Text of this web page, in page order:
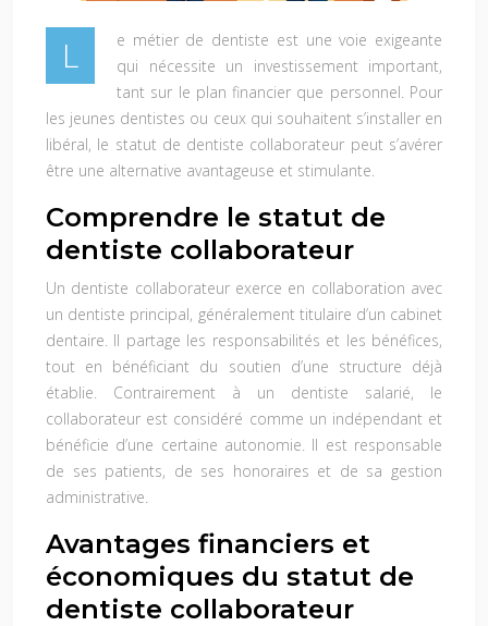
L
e métier de dentiste est une voie exigeante
qui nécessite un investissement important,
tant sur le plan financier que personnel. Pour
les jeunes dentistes ou ceux qui souhaitent s’installer en
libéral, le statut de dentiste collaborateur peut s’avérer
être une alternative avantageuse et stimulante.
Comprendre le statut de
dentiste collaborateur
Un dentiste collaborateur exerce en collaboration avec
un dentiste principal, généralement titulaire d’un cabinet
dentaire. Il partage les responsabilités et les bénéfices,
tout en bénéficiant du soutien d’une structure déjà
établie. Contrairement à un dentiste salarié, le
collaborateur est considéré comme un indépendant et
bénéficie d’une certaine autonomie. Il est responsable
de ses patients, de ses honoraires et de sa gestion
administrative.
Avantages financiers et
économiques du statut de
dentiste collaborateur